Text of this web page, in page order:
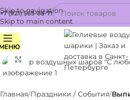
Skip to navigation
Skip to main content
+7 (921) 565-85-71
Нажмите, чтобы увеличить
Главная Праздники / События